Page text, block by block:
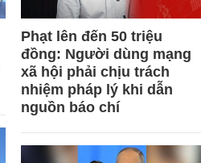
Phạt lên đến 50 triệu
đồng: Người dùng mạng
xã hội phải chịu trách
nhiệm pháp lý khi dẫn
nguồn báo chí